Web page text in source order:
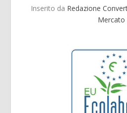
Inserito da Redazione
Mercato